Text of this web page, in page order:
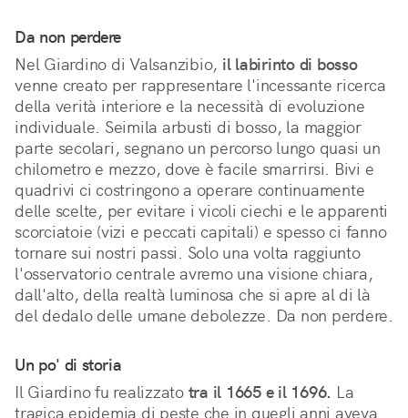
Da non perdere
Nel Giardino di Valsanzibio, il labirinto di bosso
venne creato per rappresentare l'incessante ricerca
della verità interiore e la necessità di evoluzione
individuale. Seimila arbusti di bosso, la maggior
parte secolari, segnano un percorso lungo quasi un
chilometro e mezzo, dove è facile smarrirsi. Bivi e
quadrivi ci costringono a operare continuamente
delle scelte, per evitare i vicoli ciechi e le apparenti
scorciatoie (vizi e peccati capitali) e spesso ci fanno
tornare sui nostri passi. Solo una volta raggiunto
l'osservatorio centrale avremo una visione chiara,
dall'alto, della realtà luminosa che si apre al di là
del dedalo delle umane debolezze. Da non perdere.
Un po' di storia
Il Giardino fu realizzato tra il 1665 e il 1696. La
tragica epidemia di peste che in quegli anni aveva